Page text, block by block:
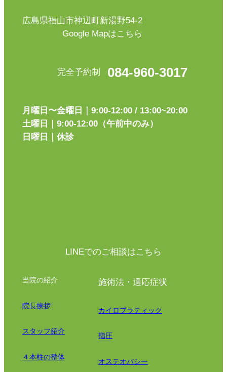
広島県福山市神辺町新湯野54-2
Google Mapはこちら
完全予約制 084-960-3017
月曜日〜金曜日｜9:00-12:00 / 13:00~20:00
土曜日｜9:00-12:00（午前中のみ）
日曜日｜休診
LINEでのご相談はこちら
当院の紹介
院長挨拶
スタッフ紹介
４本柱の整体
施術法・適応症状
カイロプラティック
指圧
オステオパシー